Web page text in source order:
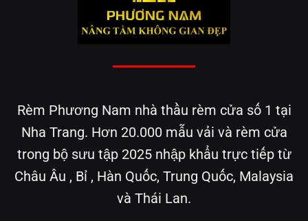
Rèm Phương Nam nhà thầu rèm cửa số 1 tại
Nha Trang. Hơn 20.000 mẫu vải và rèm cửa
trong bộ sưu tập 2025 nhập khẩu trực tiếp từ
Châu Âu , Bỉ , Hàn Quốc, Trung Quốc, Malaysia
và Thái Lan.